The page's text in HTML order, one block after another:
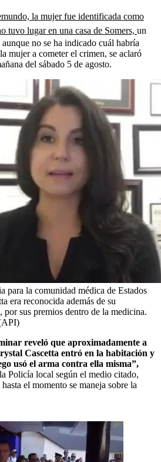
la mujer fue identificada como
tuvo lugar en una casa de Somers, un
no se ha indicado cuál habría
mujer a cometer el crimen, se aclaró
del sábado 5 de agosto.
para la comunidad médica de Estados
era reconocida además de su
sus premios dentro de la medicina.
reveló que aproximadamente a
Cascetta entró en la habitación y
usó el arma contra ella misma”,
Policía local según el medio citado,
el momento se maneja sobre la